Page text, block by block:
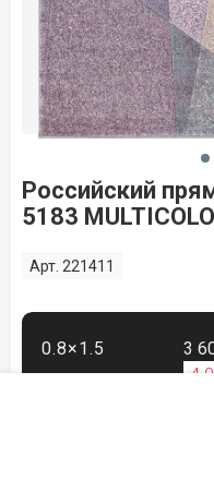
Российский
5183
Арт. 221411
0.8×1.5 3
4